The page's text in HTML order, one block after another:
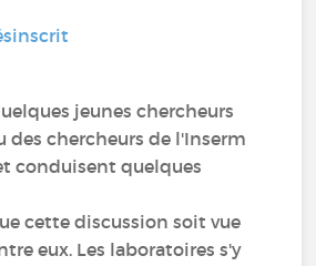
jeunes chercheurs
des chercheurs de l'Inserm
conduisent quelques
cette discussion soit vue
eux. Les laboratoires s'y